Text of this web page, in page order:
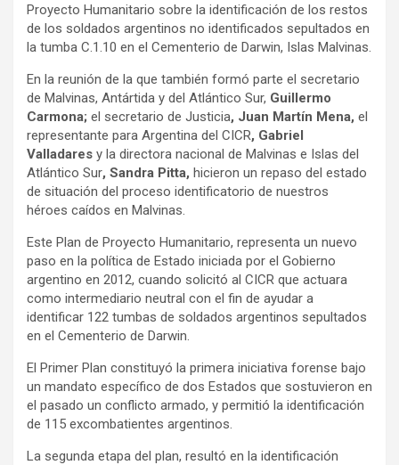
Proyecto Humanitario sobre la identificación de los restos
de los soldados argentinos no identificados sepultados en
la tumba C.1.10 en el Cementerio de Darwin, Islas Malvinas.
En la reunión de la que también formó parte el secretario
de Malvinas, Antártida y del Atlántico Sur, Guillermo
Carmona; el secretario de Justicia, Juan Martín Mena, el
representante para Argentina del CICR, Gabriel
Valladares y la directora nacional de Malvinas e Islas del
Atlántico Sur, Sandra Pitta, hicieron un repaso del estado
de situación del proceso identificatorio de nuestros
héroes caídos en Malvinas.
Este Plan de Proyecto Humanitario, representa un nuevo
paso en la política de Estado iniciada por el Gobierno
argentino en 2012, cuando solicitó al CICR que actuara
como intermediario neutral con el fin de ayudar a
identificar 122 tumbas de soldados argentinos sepultados
en el Cementerio de Darwin.
El Primer Plan constituyó la primera iniciativa forense bajo
un mandato específico de dos Estados que sostuvieron en
el pasado un conflicto armado, y permitió la identificación
de 115 excombatientes argentinos.
La segunda etapa del plan, resultó en la identificación